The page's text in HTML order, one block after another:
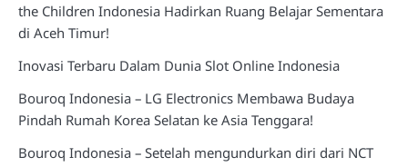
the Children Indonesia Hadirkan Ruang Belajar Sementara
di Aceh Timur!
Inovasi Terbaru Dalam Dunia Slot Online Indonesia
Bouroq Indonesia – LG Electronics Membawa Budaya
Pindah Rumah Korea Selatan ke Asia Tenggara!
Bouroq Indonesia – Setelah mengundurkan diri dari NCT